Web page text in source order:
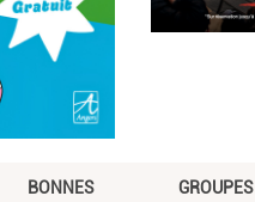
BONNES GROUPES